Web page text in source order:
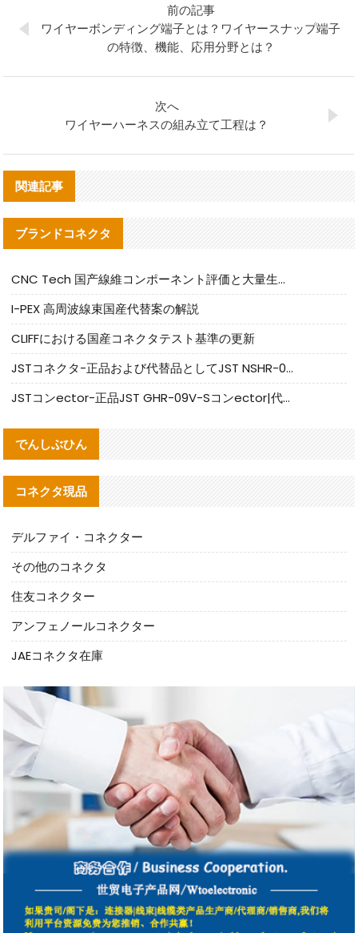
前の記事
ワイヤーボンディング端子とは？ワイヤースナップ端子
の特徴、機能、応用分野とは？
次へ
ワイヤーハーネスの組み立て工程は？
関連記事
ブランドコネクタ
CNC Tech 国产線維コンポーネント評価と大量生産適合ガイド
I-PEX 高周波線束国産代替案の解説
CLIFFにおける国産コネクタテスト基準の更新
JSTコネクタ-正品および代替品としてJST NSHR-02V-Sコネクタを提供します
JSTコンector-正品JST GHR-09V-Sコンector|代替品提供
でんしぶひん
コネクタ現品
デルファイ・コネクター
その他のコネクタ
住友コネクター
アンフェノールコネクター
JAEコネクタ在庫